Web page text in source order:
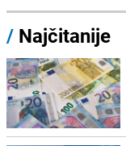
/ Najčitanije